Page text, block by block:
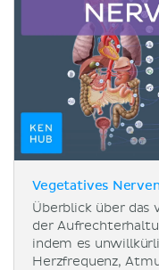
Vegetatives
Überblick über das
der
indem es
Herzfrequenz,